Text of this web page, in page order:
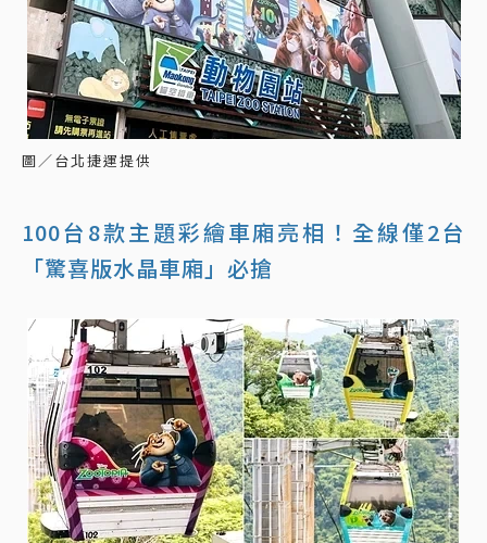
圖／台北捷運提供
100台8款主題彩繪車廂亮相！全線僅2台
「驚喜版水晶車廂」必搶